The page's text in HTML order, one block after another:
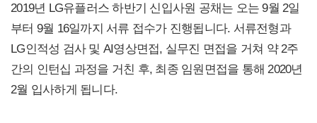
2019년 LG유플러스 하반기 신입사원 공채는 오는 9월 2일
부터 9월 16일까지 서류 접수가 진행됩니다. 서류전형과
LG인적성 검사 및 AI영상면접, 실무진 면접을 거쳐 약 2주
간의 인턴십 과정을 거친 후, 최종 임원면접을 통해 2020년
2월 입사하게 됩니다.